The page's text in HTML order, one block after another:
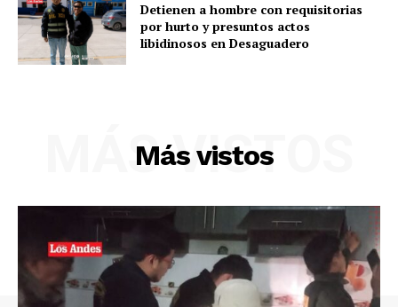
Diario los Andes
Contacto
Prensa
Detienen a hombre con requisitorias
por hurto y presuntos actos
libidinosos en Desaguadero
Más vistos
MÁS VISTOS